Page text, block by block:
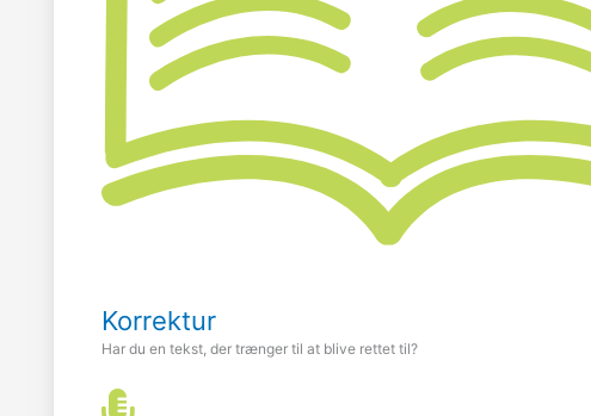
Korrektur
Har du en tekst, der trænger til at blive rettet til?